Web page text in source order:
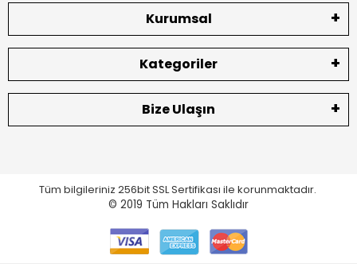
Kurumsal
Kategoriler
Bize Ulaşın
Tüm bilgileriniz 256bit SSL Sertifikası ile korunmaktadır.
© 2019 Tüm Hakları Saklıdır